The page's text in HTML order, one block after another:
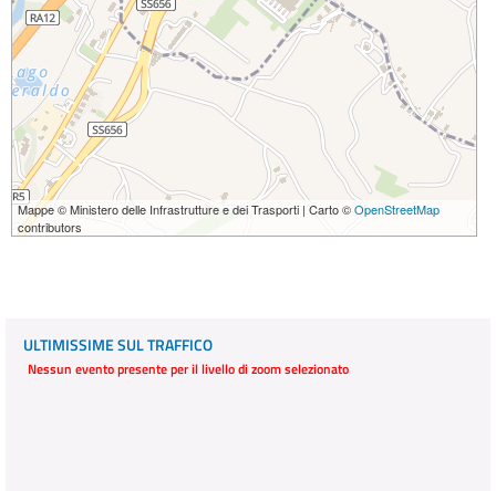
Mappe © Ministero delle Infrastrutture e dei Trasporti | Carto ©OpenStreetMap
contributors
ULTIMISSIME SUL TRAFFICO
Nessun evento presente per il livello di zoom selezionato